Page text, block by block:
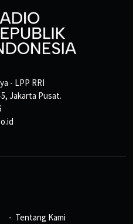
- LPP RRI
Jakarta Pusat.
Tentang Kami